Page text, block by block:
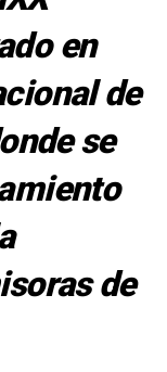
en
de
se
de